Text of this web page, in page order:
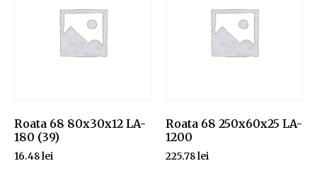
Roata 68 80x30x12 LA-
180 (39)
16.48lei
Roata 68 250x60x25 LA-
1200
225.78lei